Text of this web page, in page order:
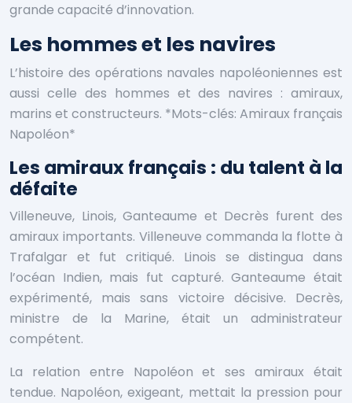
grande capacité d’innovation.
Les hommes et les navires
L’histoire des opérations navales napoléoniennes est
aussi celle des hommes et des navires : amiraux,
marins et constructeurs. *Mots-clés: Amiraux français
Napoléon*
Les amiraux français : du talent à la
défaite
Villeneuve, Linois, Ganteaume et Decrès furent des
amiraux importants. Villeneuve commanda la flotte à
Trafalgar et fut critiqué. Linois se distingua dans
l’océan Indien, mais fut capturé. Ganteaume était
expérimenté, mais sans victoire décisive. Decrès,
ministre de la Marine, était un administrateur
compétent.
La relation entre Napoléon et ses amiraux était
tendue. Napoléon, exigeant, mettait la pression pour